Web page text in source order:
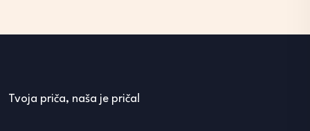
Tvoja priča, naša je priča!